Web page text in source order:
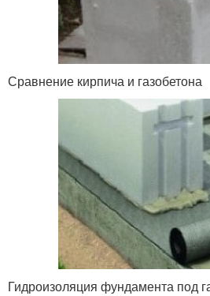
Сравнение кирпича и газобетона
Гидроизоляция фундамента под